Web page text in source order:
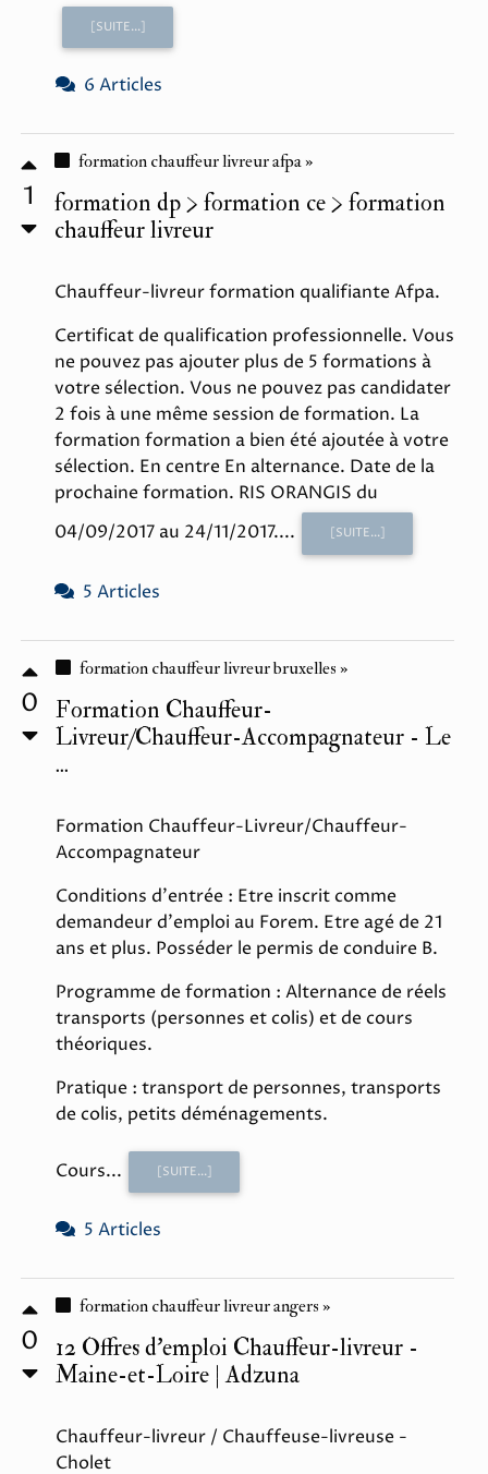
[SUITE...]
6 Articles
1
formation chauffeur livreur afpa »
formation dp > formation ce > formation
chauffeur livreur
Chauffeur-livreur formation qualifiante Afpa.
Certificat de qualification professionnelle. Vous
ne pouvez pas ajouter plus de 5 formations à
votre sélection. Vous ne pouvez pas candidater
2 fois à une même session de formation. La
formation formation a bien été ajoutée à votre
sélection. En centre En alternance. Date de la
prochaine formation. RIS ORANGIS du
04/09/2017 au 24/11/2017....
[SUITE...]
5 Articles
0
formation chauffeur livreur bruxelles »
Formation Chauffeur-
Livreur/Chauffeur-Accompagnateur - Le
...
Formation Chauffeur-Livreur/Chauffeur-
Accompagnateur
Conditions d'entrée : Etre inscrit comme
demandeur d'emploi au Forem. Etre agé de 21
ans et plus. Posséder le permis de conduire B.
Programme de formation : Alternance de réels
transports (personnes et colis) et de cours
théoriques.
Pratique : transport de personnes, transports
de colis, petits déménagements.
Cours... [SUITE...]
5 Articles
0
formation chauffeur livreur angers »
12 Offres d'emploi Chauffeur-livreur -
Maine-et-Loire | Adzuna
Chauffeur-livreur / Chauffeuse-livreuse -
Cholet